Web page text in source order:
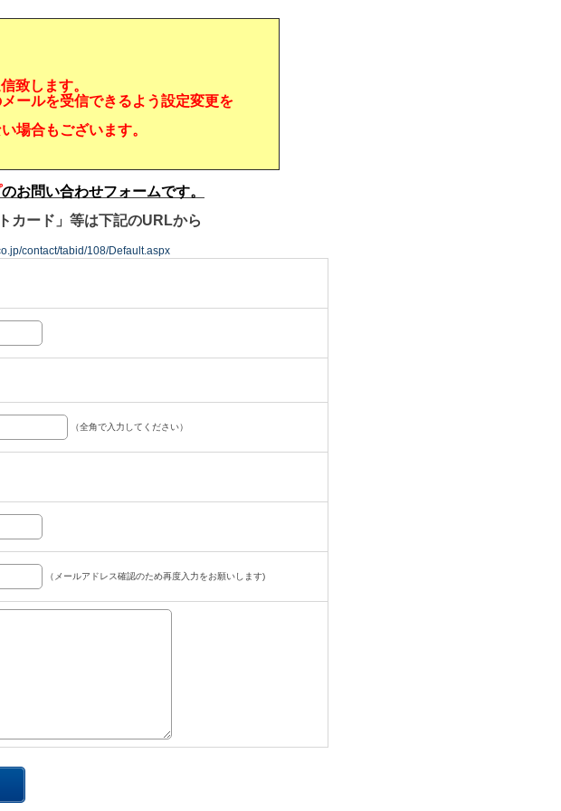
致します。
メールを受信できるよう設定変更を
場合もございます。
のお問い合わせフォームです。
カード」等は下記のURLから
contact/tabid/108/Default.aspx
（全角で入力してください）
（メールアドレス確認のため再度入力をお願いします)